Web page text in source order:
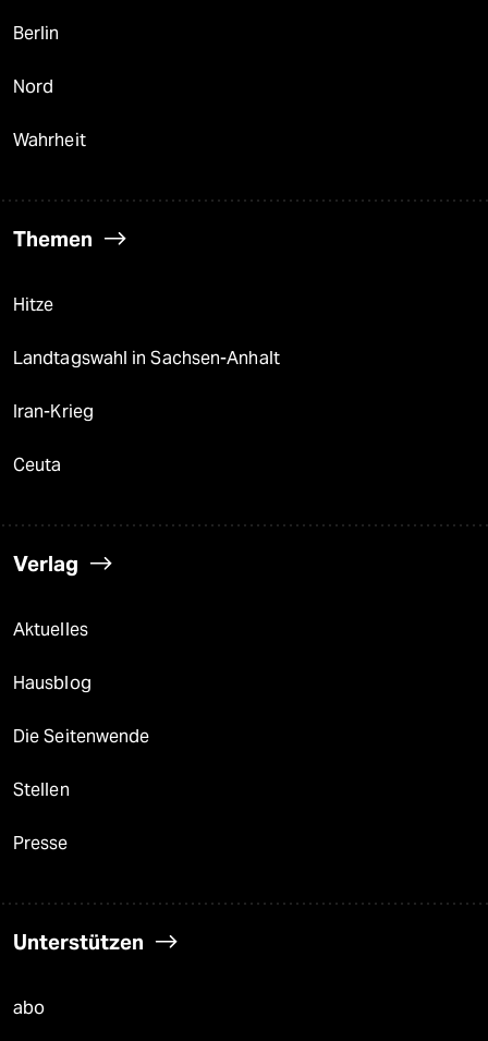
Berlin
Nord
Wahrheit
Themen
Hitze
Landtagswahl in Sachsen-Anhalt
Iran-Krieg
Ceuta
Verlag
Aktuelles
Hausblog
Die Seitenwende
Stellen
Presse
Unterstützen
abo